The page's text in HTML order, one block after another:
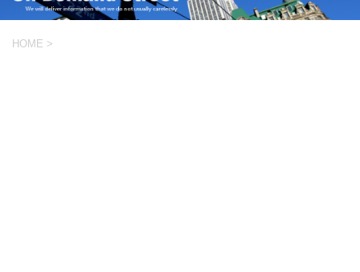
HOME >